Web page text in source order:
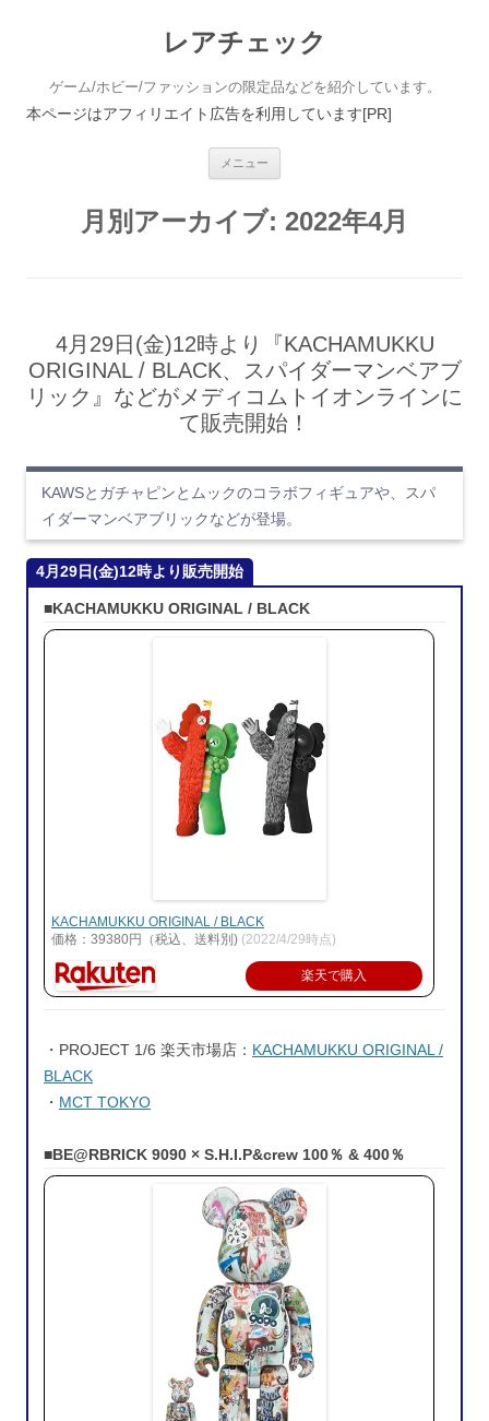
レアチェック
ゲーム/ホビー/ファッションの限定品などを紹介しています。
本ページはアフィリエイト広告を利用しています[PR]
メニュー
月別アーカイブ: 2022年4月
4月29日(金)12時より『KACHAMUKKU
ORIGINAL / BLACK、スパイダーマンベアブ
リック』などがメディコムトイオンラインに
て販売開始！
KAWSとガチャピンとムックのコラボフィギュアや、スパ
イダーマンベアブリックなどが登場。
4月29日(金)12時より販売開始
■KACHAMUKKU ORIGINAL / BLACK
KACHAMUKKU ORIGINAL / BLACK
価格：39380円（税込、送料別) (2022/4/29時点)
楽天で購入
・PROJECT 1/6 楽天市場店： KACHAMUKKU ORIGINAL /
BLACK
・ MCT TOKYO
■BE@RBRICK 9090 × S.H.I.P&crew 100％ & 400％